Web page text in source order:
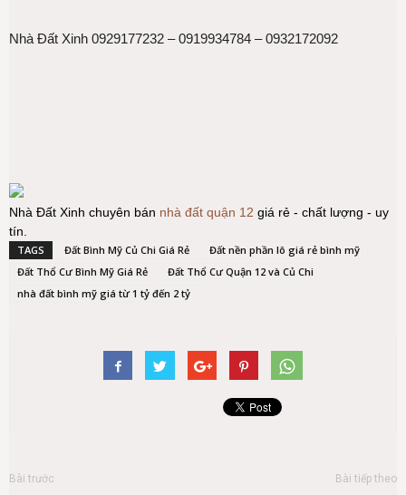
Nhà Đất Xinh 0929177232 – 0919934784 – 0932172092
Nhà Đất Xinh chuyên bán nhà đất quận 12 giá rẻ - chất lượng - uy
tín.
TAGS Đất Bình Mỹ Củ Chi Giá Rẻ
Đất nền phần lô giá rẻ bình mỹ
Đất Thổ Cư Bình Mỹ Giá Rẻ
Đất Thổ Cư Quận 12 và Củ Chi
nhà đất bình mỹ giá từ 1 tỷ đến 2 tỷ
Bài trước Bài tiếp theo